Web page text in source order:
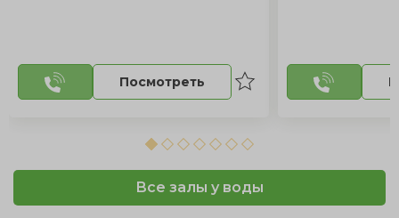
Посмотреть
Все залы у воды